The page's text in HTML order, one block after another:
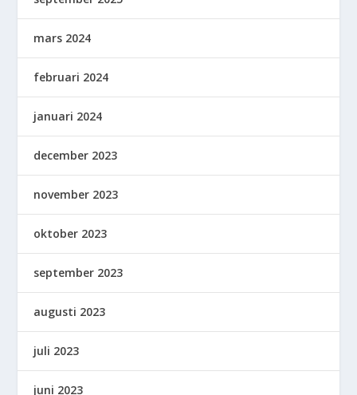
mars 2024
februari 2024
januari 2024
december 2023
november 2023
oktober 2023
september 2023
augusti 2023
juli 2023
juni 2023